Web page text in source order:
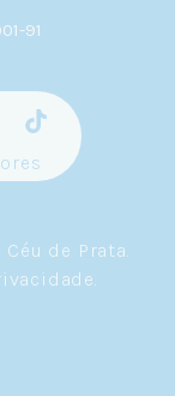
91
Céu de Prata.
.